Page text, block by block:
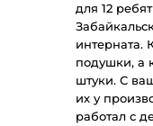
для 12
интерната.
подушки, а
штуки. С
их у
работал с